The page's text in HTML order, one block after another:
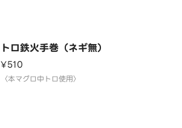
トロ鉄火手巻（ネギ無）
¥510
〈本マグロ中トロ使用〉